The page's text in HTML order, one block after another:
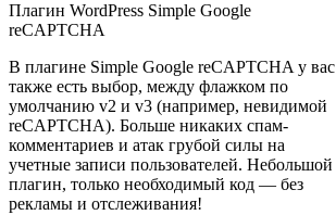
Плагин WordPress Simple Google
reCAPTCHA
В плагине Simple Google reCAPTCHA у вас
также есть выбор, между флажком по
умолчанию v2 и v3 (например, невидимой
reCAPTCHA). Больше никаких спам-
комментариев и атак грубой силы на
учетные записи пользователей. Небольшой
плагин, только необходимый код — без
рекламы и отслеживания!